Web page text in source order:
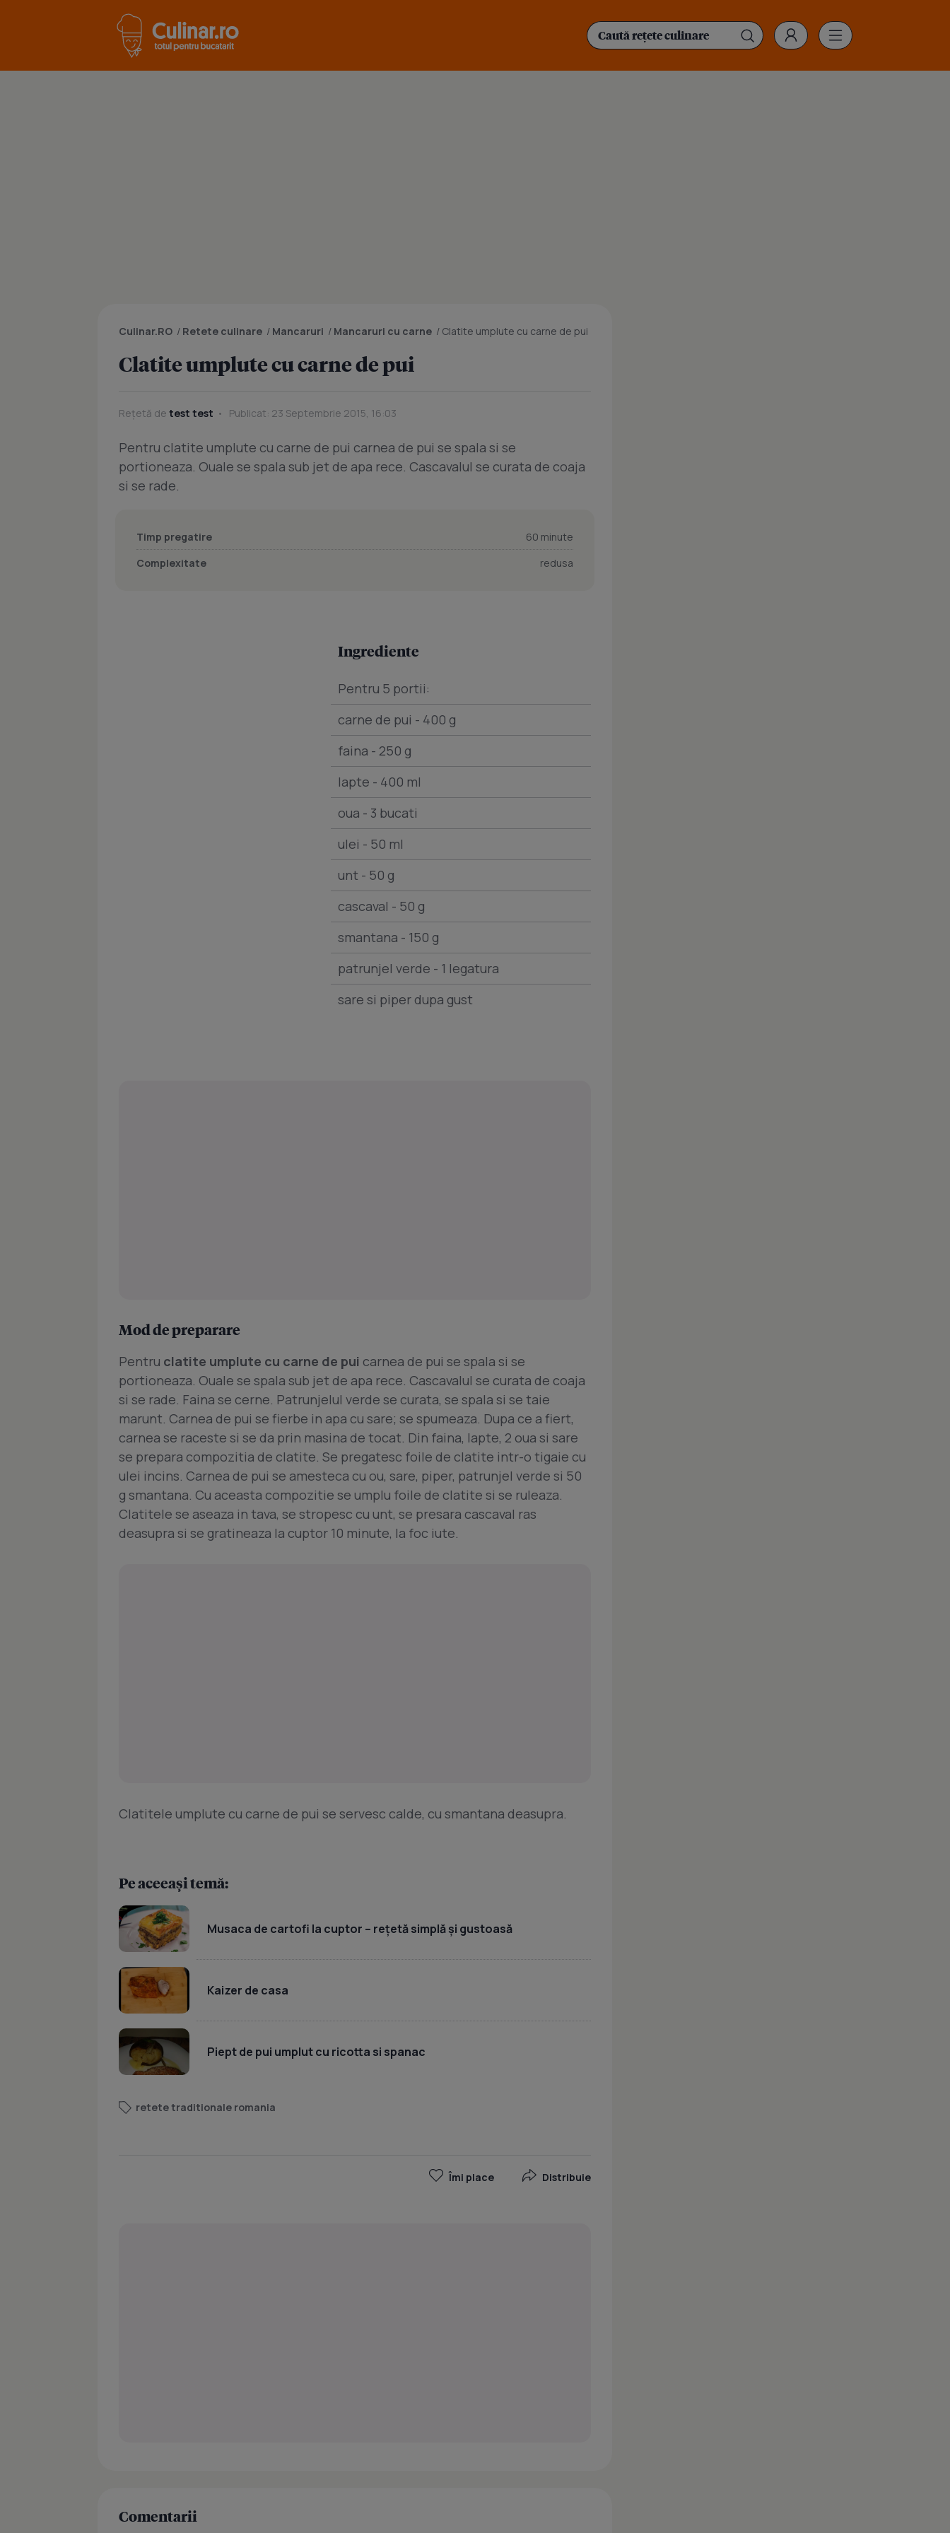
Culinar.RO / Retete culinare / Mancaruri / Mancaruri cu carne / Clatite umplute cu carne de pui
Clatite umplute cu carne de pui
Rețetă de test test Publicat: 23 Septembrie 2015, 16:03
Pentru clatite umplute cu carne de pui carnea de pui se spala si se
portioneaza. Ouale se spala sub jet de apa rece. Cascavalul se curata de coaja
si se rade.
Timp pregatire
60 minute
Complexitate
redusa
Ingrediente
Pentru 5 portii:
carne de pui - 400 g
faina - 250 g
lapte - 400 ml
oua - 3 bucati
ulei - 50 ml
unt - 50 g
cascaval - 50 g
smantana - 150 g
patrunjel verde - 1 legatura
sare si piper dupa gust
Mod de preparare
Pentru clatite umplute cu carne de pui carnea de pui se spala si se
portioneaza. Ouale se spala sub jet de apa rece. Cascavalul se curata de coaja
si se rade. Faina se cerne. Patrunjelul verde se curata, se spala si se taie
marunt. Carnea de pui se fierbe in apa cu sare; se spumeaza. Dupa ce a fiert,
carnea se raceste si se da prin masina de tocat. Din faina, lapte, 2 oua si sare
se prepara compozitia de clatite. Se pregatesc foile de clatite intr-o tigaie cu
ulei incins. Carnea de pui se amesteca cu ou, sare, piper, patrunjel verde si 50
g smantana. Cu aceasta compozitie se umplu foile de clatite si se ruleaza.
Clatitele se aseaza in tava, se stropesc cu unt, se presara cascaval ras
deasupra si se gratineaza la cuptor 10 minute, la foc iute.
Clatitele umplute cu carne de pui se servesc calde, cu smantana deasupra.
Pe aceeași temă:
Musaca de cartofi la cuptor – rețetă simplă și gustoasă
Kaizer de casa
Piept de pui umplut cu ricotta si spanac
retete traditionale romania
Îmi place Distribuie
Comentarii